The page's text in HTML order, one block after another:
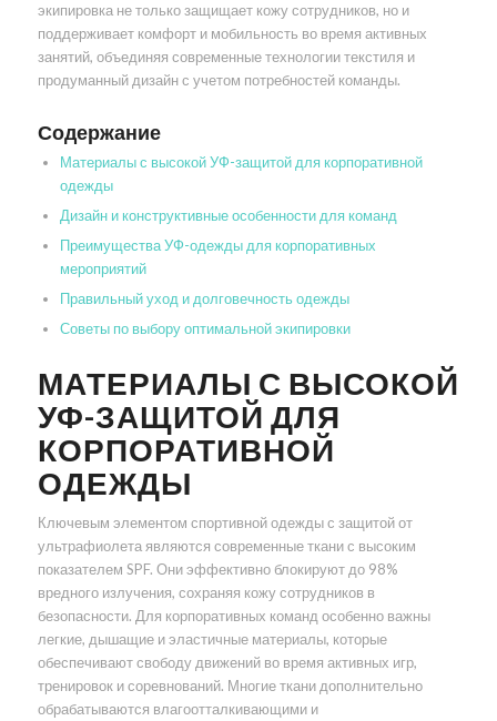
экипировка не только защищает кожу сотрудников, но и
поддерживает комфорт и мобильность во время активных
занятий, объединяя современные технологии текстиля и
продуманный дизайн с учетом потребностей команды.
Содержание
Материалы с высокой УФ-защитой для корпоративной
одежды
Дизайн и конструктивные особенности для команд
Преимущества УФ-одежды для корпоративных
мероприятий
Правильный уход и долговечность одежды
Советы по выбору оптимальной экипировки
МАТЕРИАЛЫ С ВЫСОКОЙ
УФ-ЗАЩИТОЙ ДЛЯ
КОРПОРАТИВНОЙ
ОДЕЖДЫ
Ключевым элементом спортивной одежды с защитой от
ультрафиолета являются современные ткани с высоким
показателем SPF. Они эффективно блокируют до 98%
вредного излучения, сохраняя кожу сотрудников в
безопасности. Для корпоративных команд особенно важны
легкие, дышащие и эластичные материалы, которые
обеспечивают свободу движений во время активных игр,
тренировок и соревнований. Многие ткани дополнительно
обрабатываются влагоотталкивающими и